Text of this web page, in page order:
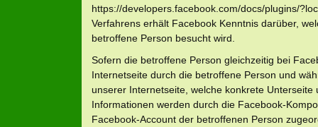
https://developers.facebook.com/docs/plugins/
Verfahrens erhält Facebook Kenntnis darüber,
betroffene Person besucht wird.
Sofern die betroffene Person gleichzeitig bei
Internetseite durch die betroffene Person und
unserer Internetseite, welche konkrete
Informationen werden durch die Facebook-
Facebook-Account der betroffenen Person